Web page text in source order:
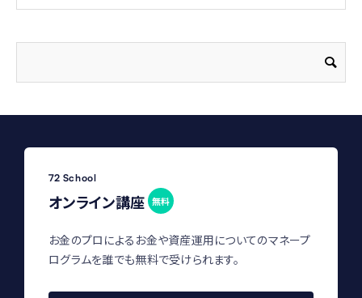
72 School
オンライン講座 無料
お金のプロによるお金や資産運用についてのマネープ
ログラムを誰でも無料で受けられます。